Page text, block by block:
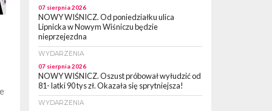
07 sierpnia 2026
NOWY WIŚNICZ. Od poniedziałku ulica
Lipnicka w Nowym Wiśniczu będzie
nieprzejezdna
WYDARZENIA
07 sierpnia 2026
NOWY WIŚNICZ. Oszust próbował wyłudzić od
81- latki 90 tys zł. Okazała się sprytniejsza!
WYDARZENIA